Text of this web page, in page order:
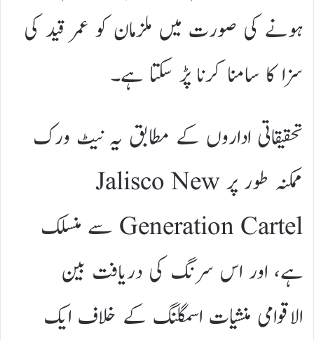
سزا کا سامنا کرنا پڑ سکتا ہے۔